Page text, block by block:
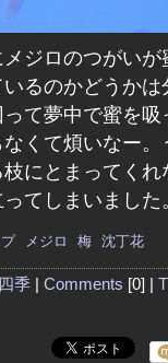
ジロのつがいが
るのかどうかは
て夢中で蜜を吸
くて煩いなー。
にとまってくれ
てしまいました
メジロ 梅 沈丁花
季| Comments [0] |